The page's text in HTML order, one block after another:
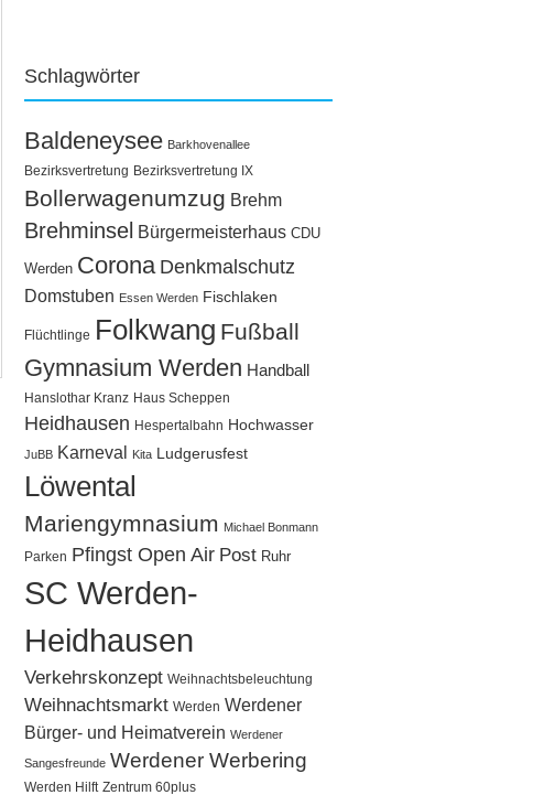
Schlagwörter
Baldeneysee Barkhovenallee
Bezirksvertretung Bezirksvertretung IX
Bollerwagenumzug Brehm
Brehminsel Bürgermeisterhaus CDU
Werden Corona Denkmalschutz
Domstuben Essen Werden Fischlaken
Flüchtlinge Folkwang Fußball
Gymnasium Werden Handball
Hanslothar Kranz Haus Scheppen
Heidhausen Hespertalbahn Hochwasser
JuBB Karneval Kita Ludgerusfest
Löwental
Mariengymnasium Michael Bonmann
Parken Pfingst Open Air Post Ruhr
SC Werden-
Heidhausen
Verkehrskonzept Weihnachtsbeleuchtung
Weihnachtsmarkt Werden Werdener
Bürger- und Heimatverein Werdener
Sangesfreunde Werdener Werbering
Werden Hilft Zentrum 60plus